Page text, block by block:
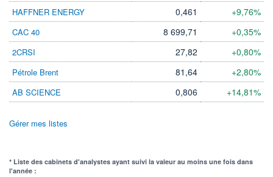
HAFFNER ENERGY
0,461 +9,76%
CAC 40 8 699,71 +0,35%
2CRSI 27,82 +0,80%
Pétrole Brent 81,64 +2,80%
AB SCIENCE 0,806 +14,81%
Gérer mes listes
* Liste des cabinets d'analystes ayant suivi la valeur au moins une fois dans
l'année :